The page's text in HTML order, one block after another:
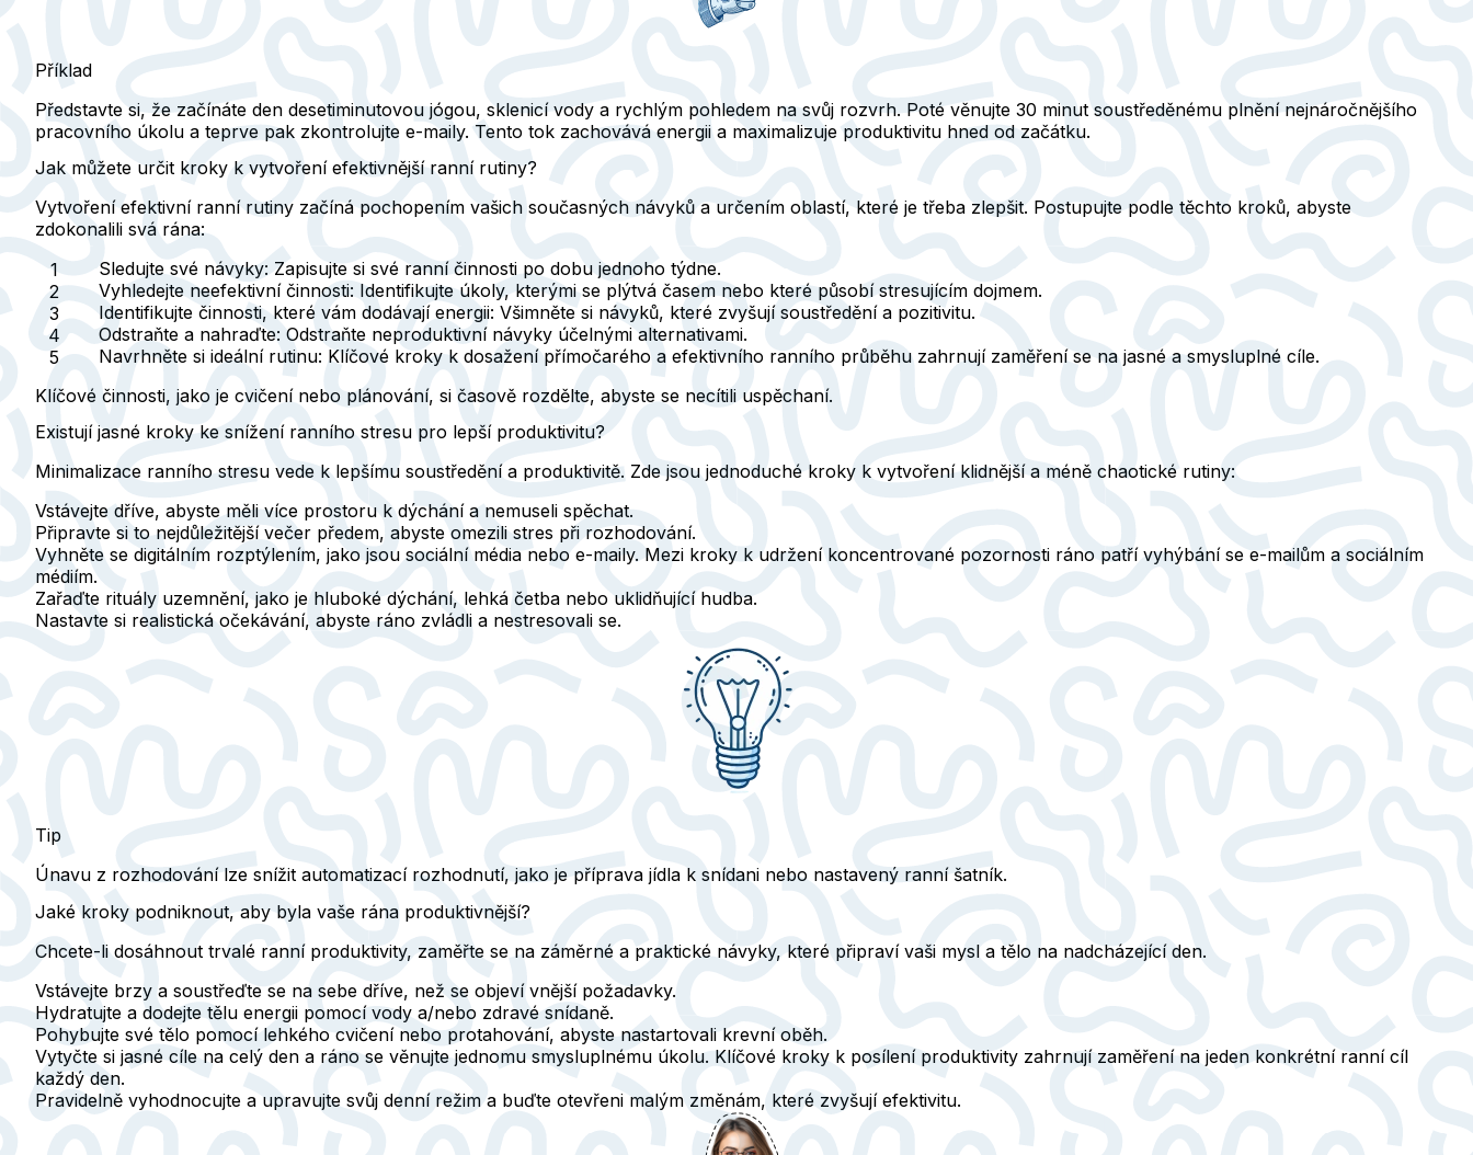
Příklad
Představte si, že začínáte den desetiminutovou jógou, sklenicí vody a rychlým pohledem na svůj rozvrh. Poté věnujte 30 minut soustředěnému plnění nejnáročnějšího
pracovního úkolu a teprve pak zkontrolujte e-maily. Tento tok zachovává energii a maximalizuje produktivitu hned od začátku.
Jak můžete určit kroky k vytvoření efektivnější ranní rutiny?
Vytvoření efektivní ranní rutiny začíná pochopením vašich současných návyků a určením oblastí, které je třeba zlepšit. Postupujte podle těchto kroků, abyste
zdokonalili svá rána:
Sledujte své návyky: Zapisujte si své ranní činnosti po dobu jednoho týdne.
Vyhledejte neefektivní činnosti: Identifikujte úkoly, kterými se plýtvá časem nebo které působí stresujícím dojmem.
Identifikujte činnosti, které vám dodávají energii: Všimněte si návyků, které zvyšují soustředění a pozitivitu.
Odstraňte a nahraďte: Odstraňte neproduktivní návyky účelnými alternativami.
Navrhněte si ideální rutinu: Klíčové kroky k dosažení přímočarého a efektivního ranního průběhu zahrnují zaměření se na jasné a smysluplné cíle.
Klíčové činnosti, jako je cvičení nebo plánování, si časově rozdělte, abyste se necítili uspěchaní.
Existují jasné kroky ke snížení ranního stresu pro lepší produktivitu?
Minimalizace ranního stresu vede k lepšímu soustředění a produktivitě. Zde jsou jednoduché kroky k vytvoření klidnější a méně chaotické rutiny:
Vstávejte dříve, abyste měli více prostoru k dýchání a nemuseli spěchat.
Připravte si to nejdůležitějšívečer předem, abyste omezili stres při rozhodování.
Vyhněte se digitálním rozptýlením, jako jsou sociální média nebo e-maily. Mezi kroky k udržení koncentrované pozornosti ráno patří vyhýbání se e-mailům a sociálním
médiím.
Zařaďte rituály uzemnění, jako je hluboké dýchání, lehká četba nebo uklidňující hudba.
Nastavte si realistická očekávání, abyste ráno zvládli a nestresovali se.
Tip
Únavu z rozhodování lze snížit automatizací rozhodnutí, jako je příprava jídla k snídani nebo nastavený ranní šatník.
Jaké kroky podniknout, aby byla vaše rána produktivnější?
Chcete-li dosáhnout trvalé ranní produktivity, zaměřte se na záměrné a praktické návyky, které připraví vaši mysl a tělo na nadcházející den.
Vstávejte brzy a soustřeďte se na sebe dříve, než se objeví vnější požadavky.
Hydratujte a dodejte tělu energii pomocí vody a/nebo zdravé snídaně.
Pohybujte své tělo pomocí lehkého cvičení nebo protahování, abyste nastartovali krevní oběh.
Vytyčte si jasné cíle na celý den a ráno se věnujte jednomu smysluplnému úkolu. Klíčové kroky k posílení produktivity zahrnují zaměření na jeden konkrétní ranní cíl
každý den.
Pravidelně vyhodnocujte a upravujte svůj denní režim a buďte otevřeni malým změnám, které zvyšují efektivitu.